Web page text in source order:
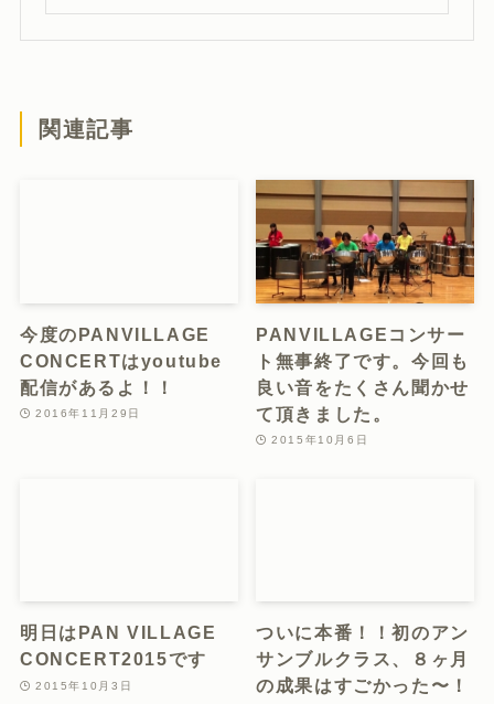
関連記事
今度のPANVILLAGE
CONCERTはyoutube
配信があるよ！！
2016年11月29日
PANVILLAGEコンサー
ト無事終了です。今回も
良い音をたくさん聞かせ
て頂きました。
2015年10月6日
明日はPAN VILLAGE
CONCERT2015です
2015年10月3日
ついに本番！！初のアン
サンブルクラス、８ヶ月
の成果はすごかった〜！